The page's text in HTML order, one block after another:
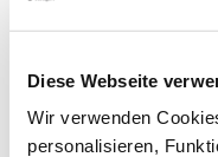
Diese Webseite
Wir verwenden
personalisieren,
Erhalten geblieben
Für Gourmets: Die
Sterneküche für